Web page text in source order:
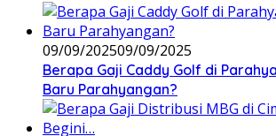
09/09/202509/09/2025
Berapa Gaji Caddy Golf di
Baru Parahyangan?